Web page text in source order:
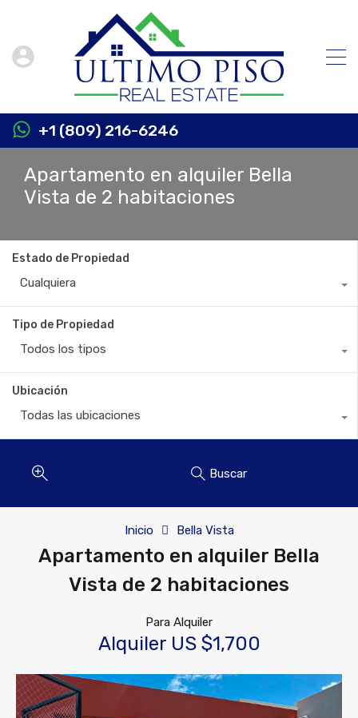
+1 (809) 216-6246
Apartamento en alquiler Bella
Vista de 2 habitaciones
Estado de Propiedad
Cualquiera
Tipo de Propiedad
Todos los tipos
Ubicación
Todas las ubicaciones
Buscar
Inicio Bella Vista
Apartamento en alquiler Bella
Vista de 2 habitaciones
Para Alquiler
Alquiler US $1,700